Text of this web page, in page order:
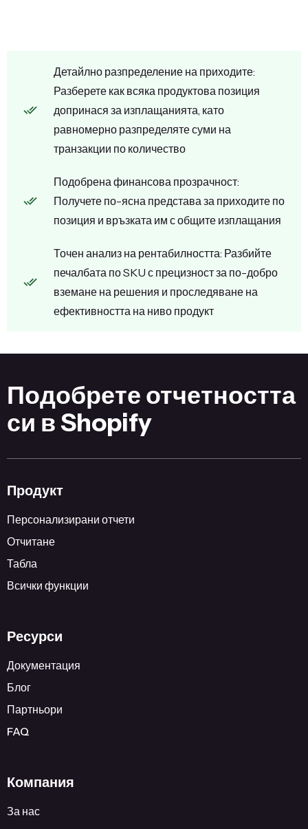
Детайлно разпределение на приходите:
Разберете как всяка продуктова позиция
допринася за изплащанията, като
равномерно разпределяте суми на
транзакции по количество
Подобрена финансова прозрачност:
Получете по-ясна представа за приходите по
позиция и връзката им с общите изплащания
Точен анализ на рентабилността: Разбийте
печалбата по SKU с прецизност за по-добро
вземане на решения и проследяване на
ефективността на ниво продукт
Подобрете отчетността
си в Shopify
Продукт
Персонализирани отчети
Отчитане
Табла
Всички функции
Ресурси
Документация
Блог
Партньори
FAQ
Компания
За нас